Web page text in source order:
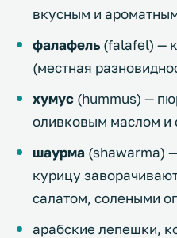
вкусным и
фалафель (falafel) —
(местная
хумус (hummus) —
оливковым маслом и
шаурма (shawarma)
курицу
салатом, солеными
арабские лепешки,